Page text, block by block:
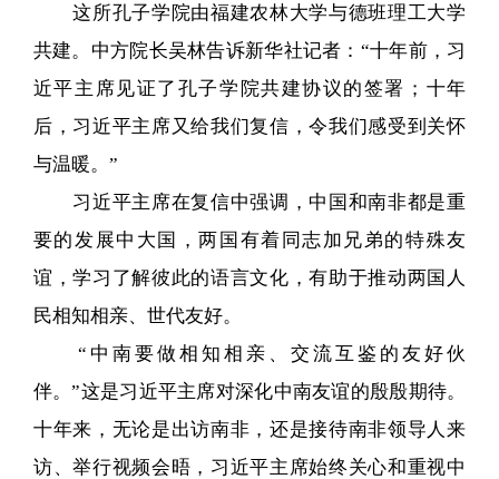
这所孔子学院由福建农林大学与德班理工大学
共建。中方院长吴林告诉新华社记者：“十年前，习
近平主席见证了孔子学院共建协议的签署；十年
后，习近平主席又给我们复信，令我们感受到关怀
与温暖。”
习近平主席在复信中强调，中国和南非都是重
要的发展中大国，两国有着同志加兄弟的特殊友
谊，学习了解彼此的语言文化，有助于推动两国人
民相知相亲、世代友好。
“中南要做相知相亲、交流互鉴的友好伙
伴。”这是习近平主席对深化中南友谊的殷殷期待。
十年来，无论是出访南非，还是接待南非领导人来
访、举行视频会晤，习近平主席始终关心和重视中